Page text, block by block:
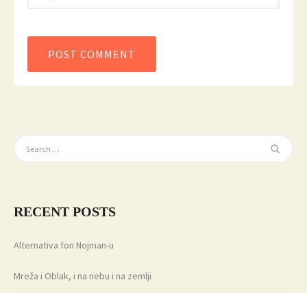
RECENT POSTS
Alternativa fon Nojman-u
Mreža i Oblak, i na nebu i na zemlji